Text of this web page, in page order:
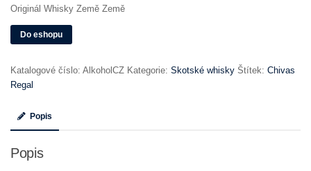
Originál Whisky Země Země
Do eshopu
Katalogové číslo: AlkoholCZ Kategorie: Skotské whisky Štítek: Chivas
Regal
Popis
Popis